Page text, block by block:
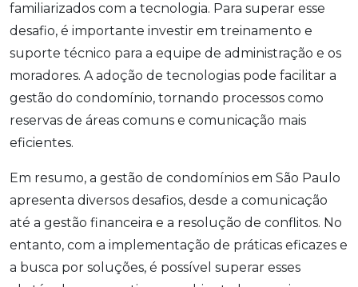
familiarizados com a tecnologia. Para superar esse
desafio, é importante investir em treinamento e
suporte técnico para a equipe de administração e os
moradores. A adoção de tecnologias pode facilitar a
gestão do condomínio, tornando processos como
reservas de áreas comuns e comunicação mais
eficientes.
Em resumo, a gestão de condomínios em São Paulo
apresenta diversos desafios, desde a comunicação
até a gestão financeira e a resolução de conflitos. No
entanto, com a implementação de práticas eficazes e
a busca por soluções, é possível superar esses